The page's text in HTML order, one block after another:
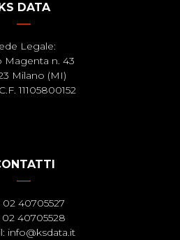
DATA
Legale:
Magenta n. 43
Milano (MI)
11105800152
02 40705527
02 40705528
info@ksdata.it